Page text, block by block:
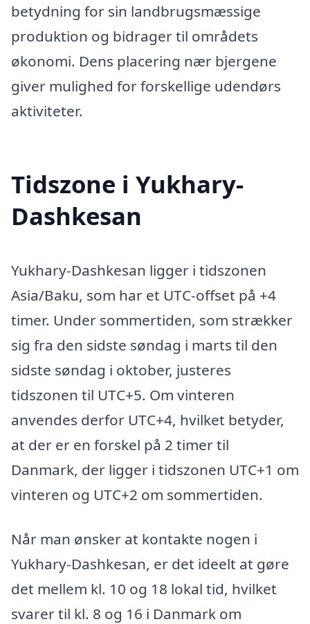
betydning for sin landbrugsmæssige
produktion og bidrager til områdets
økonomi. Dens placering nær bjergene
giver mulighed for forskellige udendørs
aktiviteter.
Tidszone i Yukhary-
Dashkesan
Yukhary-Dashkesan ligger i tidszonen
Asia/Baku, som har et UTC-offset på +4
timer. Under sommertiden, som strækker
sig fra den sidste søndag i marts til den
sidste søndag i oktober, justeres
tidszonen til UTC+5. Om vinteren
anvendes derfor UTC+4, hvilket betyder,
at der er en forskel på 2 timer til
Danmark, der ligger i tidszonen UTC+1 om
vinteren og UTC+2 om sommertiden.
Når man ønsker at kontakte nogen i
Yukhary-Dashkesan, er det ideelt at gøre
det mellem kl. 10 og 18 lokal tid, hvilket
svarer til kl. 8 og 16 i Danmark om